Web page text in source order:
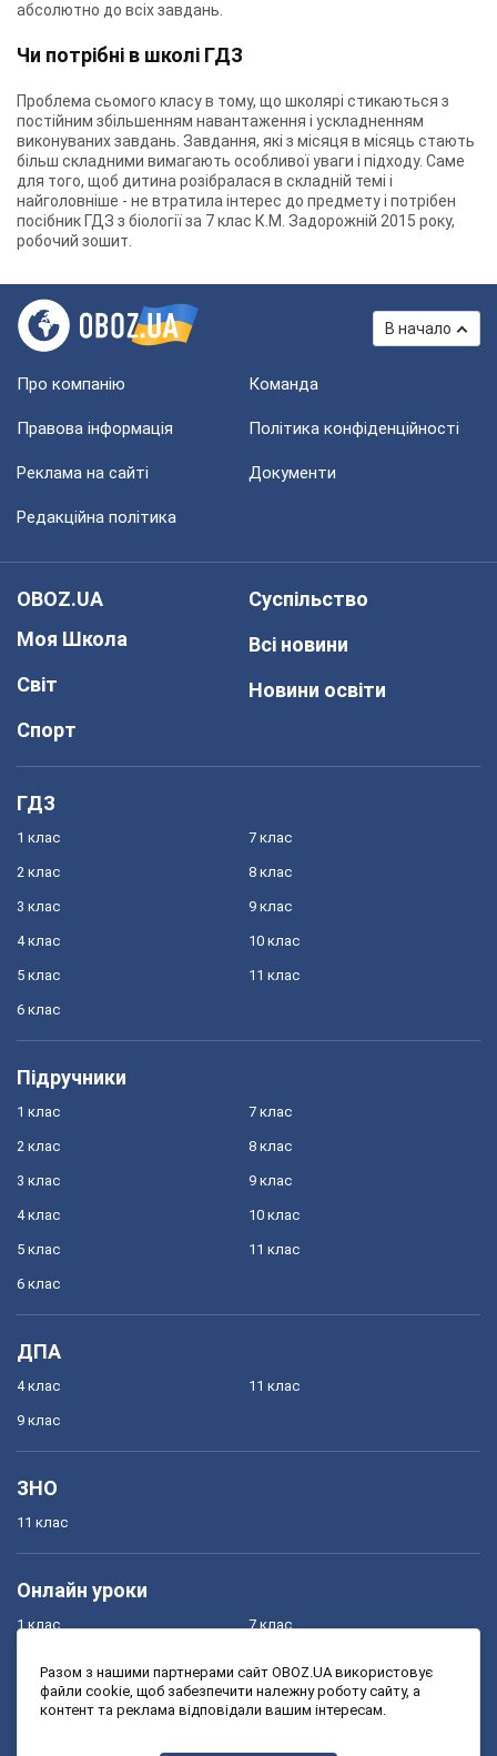
абсолютно до всіх завдань.
Чи потрібні в школі ГДЗ
Проблема сьомого класу в тому, що школярі стикаються з
постійним збільшенням навантаження і ускладненням
виконуваних завдань. Завдання, які з місяця в місяць стають
більш складними вимагають особливої ​​уваги і підходу. Саме
для того, щоб дитина розібралася в складній темі і
найголовніше - не втратила інтерес до предмету і потрібен
посібник ГДЗ з біології за 7 клас К.М. Задорожній 2015 року,
робочий зошит.
В начало
Про компанію Команда
Правова інформація Політика конфіденційності
Реклама на сайті Документи
Редакційна політика
OBOZ.UA
Моя Школа
Світ
Спорт
Суспільство
Всі новини
Новини освіти
ГДЗ
1 клас
2 клас
3 клас
4 клас
5 клас
6 клас
7 клас
8 клас
9 клас
10 клас
11 клас
Підручники
1 клас
2 клас
3 клас
4 клас
5 клас
6 клас
7 клас
8 клас
9 клас
10 клас
11 клас
ДПА
4 клас
9 клас
11 клас
ЗНО
11 клас
Онлайн уроки
1 клас
3 клас
7 клас
9 клас
Разом з нашими партнерами сайт OBOZ.UA використовує
файли cookie, щоб забезпечити належну роботу сайту, а
контент та реклама відповідали вашим інтересам.